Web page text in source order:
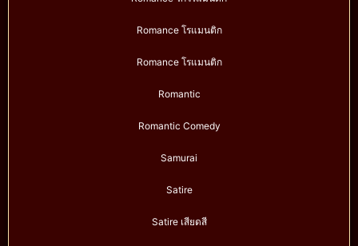
Romance โรแมนติก
Romance โรแมนติก
Romantic
Romantic Comedy
Samurai
Satire
Satire เสียดสี